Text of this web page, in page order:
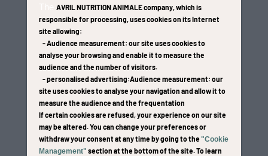
Alain BOSCOLO
Web and Cow| 30/12/20
Archives
AVRIL NUTRITION ANIMALE company, which is
responsible for processing, uses cookies on its Internet
site allowing:
-Audience measurement: our site uses cookies to
analyse your browsing and enable it to measure the
audience and the number of visitors.
-personalised advertising:Audience measurement: our
site uses cookies to analyse your navigation and allow it to
measure the audience and the frequentation
If certain cookies are refused, your experience on our site
may be altered. You can change your preferences or
withdraw your consent at any time by going to the "Cookie
Management" section at the bottom of the site. To learn